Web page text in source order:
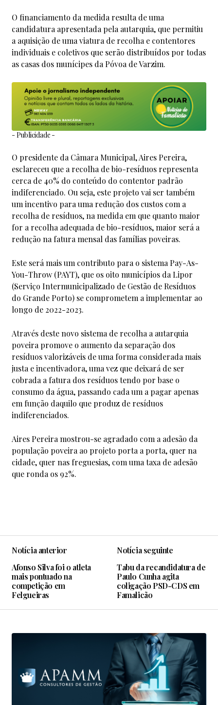
O financiamento da medida resulta de uma
candidatura apresentada pela autarquia, que permitiu
a aquisição de uma viatura de recolha e contentores
individuais e coletivos que serão distribuídos por todas
as casas dos munícipes da Póvoa de Varzim.
- Publicidade -
O presidente da Câmara Municipal, Aires Pereira,
esclareceu que a recolha de bio-resíduos representa
cerca de 40% do conteúdo do contentor padrão
indiferenciado. Ou seja, este projeto vai ser também
um incentivo para uma redução dos custos com a
recolha de resíduos, na medida em que quanto maior
for a recolha adequada de bio-resíduos, maior será a
redução na fatura mensal das famílias poveiras.
Este será mais um contributo para o sistema Pay-As-
You-Throw (PAYT), que os oito municípios da Lipor
(Serviço Intermunicipalizado de Gestão de Resíduos
do Grande Porto) se comprometem a implementar ao
longo de 2022-2023.
Através deste novo sistema de recolha a autarquia
poveira promove o aumento da separação dos
resíduos valorizáveis de uma forma considerada mais
justa e incentivadora, uma vez que deixará de ser
cobrada a fatura dos resíduos tendo por base o
consumo da água, passando cada um a pagar apenas
em função daquilo que produz de resíduos
indiferenciados.
Aires Pereira mostrou-se agradado com a adesão da
população poveira ao projeto porta a porta, quer na
cidade, quer nas freguesias, com uma taxa de adesão
que ronda os 92%.
Notícia anterior
Afonso Silva foi o atleta
mais pontuado na
competição em
Felgueiras
Notícia seguinte
Tabu da recandidatura de
Paulo Cunha agita
coligação PSD-CDS em
Famalicão